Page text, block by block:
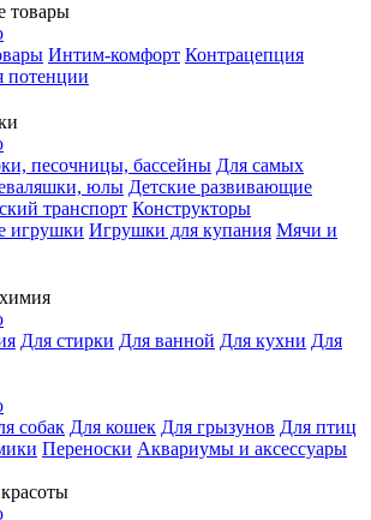
товары
Интим-комфорт Контрацепция
потенции
песочницы, бассейны Для самых
юлы Детские развивающие
транспорт Конструкторы
игрушки Игрушки для купания Мячи и
Для стирки Для ванной Для кухни Для
собак Для кошек Для грызунов Для птиц
Переноски Аквариумы и аксессуары